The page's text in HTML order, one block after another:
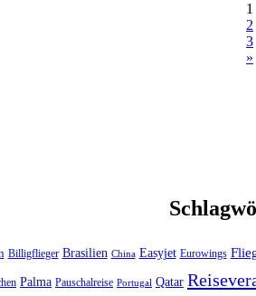
1
2
3
»
Billigflieger Brasilien China Easyjet Eurowings
Palma Pauschalreise Portugal Qatar